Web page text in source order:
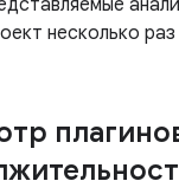
несколько